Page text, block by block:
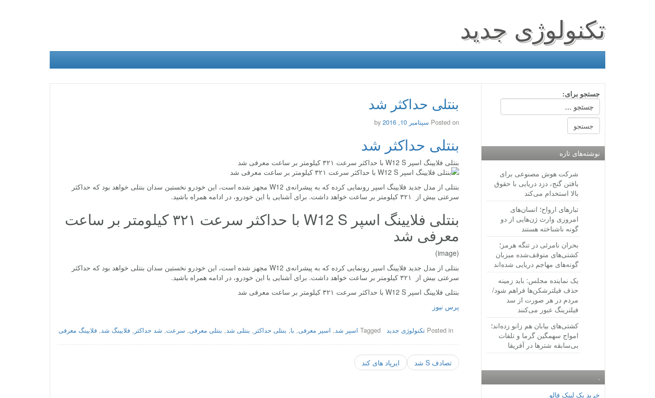
تکنولوژی جدید
بنتلی حداکثر شد
Posted on سپتامبر 10, 2016 by
بنتلی حداکثر شد
بنتلی فلایینگ اسپر W12 S با حداکثر سرعت ۳۲۱ کیلومتر بر ساعت معرفی شد
بنتلی از مدل جدید فلایینگ اسپر رونمایی کرده که به پیشرانه‌ی W12 مجهز شده است، این خودرو نخستین سدان بنتلی خواهد بود که حداکثر
سرعتی بیش از ۳۲۱ کیلومتر بر ساعت خواهد داشت. برای آشنایی با این خودرو، در ادامه همراه باشید.
بنتلی فلایینگ اسپر W12 S با حداکثر سرعت ۳۲۱ کیلومتر بر ساعت
معرفی شد
(image)
بنتلی از مدل جدید فلایینگ اسپر رونمایی کرده که به پیشرانه‌ی W12 مجهز شده است، این خودرو نخستین سدان بنتلی خواهد بود که حداکثر
سرعتی بیش از ۳۲۱ کیلومتر بر ساعت خواهد داشت. برای آشنایی با این خودرو، در ادامه همراه باشید.
بنتلی فلایینگ اسپر W12 S با حداکثر سرعت ۳۲۱ کیلومتر بر ساعت معرفی شد
پرس نیوز
Posted in تکنولوژی جدید Tagged اسپر شد, اسپر معرفی, با, بنتلی حداکثر , بنتلی شد, بنتلی معرفی, سرعت, شد حداکثر ,فلایینگ شد,فلایینگ معرفی
ایرپاد های کند تصادف S شد
جستجو برای:
نوشته‌های تازه
شرکت هوش مصنوعی برای
یافتن گنج، دزد دریایی با حقوق
بالا استخدام می‌کند
تبارهای ارواح؛ انسان‌های
امروزی وارث ژن‌هایی از دو
گونه ناشناخته هستند
بحران نامرئی در تنگه هرمز؛
کشتی‌های متوقف‌شده میزبان
گونه‌های مهاجم دریایی شده‌اند
یک نماینده مجلس: باید زمینه
حذف فیلترشکن‌ها فراهم شود/
مردم در هر صورت از سد
فیلترینگ عبور می‌کنند
کشتی‌های بیابان هم زانو زده‌اند؛
امواج سهمگین گرما و تلفات
بی‌سابقه شترها در آفریقا
.
خرید بک لینک فالو